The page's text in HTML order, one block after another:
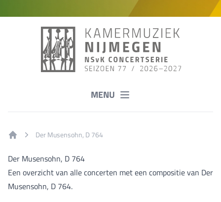
MENU
Der Musensohn, D 764
Der Musensohn, D 764
Een overzicht van alle concerten met een compositie van Der
Musensohn, D 764.